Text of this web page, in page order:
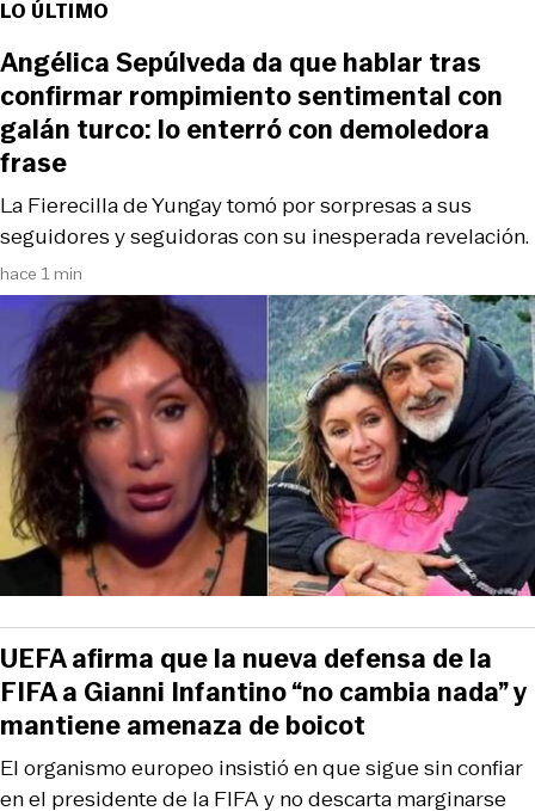
LO ÚLTIMO
hace 1 min
La Fierecilla de Yungay tomó por sorpresas a sus
seguidores y seguidoras con su inesperada revelación.
Angélica Sepúlveda da que hablar tras
confirmar rompimiento sentimental con
galán turco: lo enterró con demoledora
frase
El organismo europeo insistió en que sigue sin confiar
en el presidente de la FIFA y no descarta marginarse
UEFA afirma que la nueva defensa de la
FIFA a Gianni Infantino “no cambia nada” y
mantiene amenaza de boicot